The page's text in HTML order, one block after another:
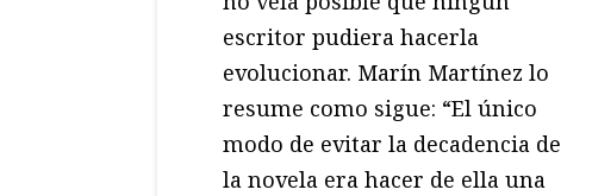
escritor pudiera hacerla
evolucionar. Marín Martínez lo
resume como sigue: “El único
modo de evitar la decadencia de
la novela era hacer de ella una